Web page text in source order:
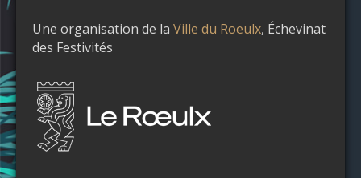
Une organisation de la Ville du Roeulx, Échevinat
des Festivités